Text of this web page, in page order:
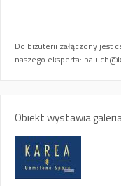
Do biżuterii załączony jest
naszego eksperta:
Obiekt wystawia